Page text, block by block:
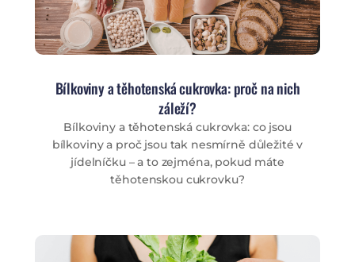
Bílkoviny a těhotenská cukrovka: proč na nich
záleží?
Bílkoviny a těhotenská cukrovka: co jsou
bílkoviny a proč jsou tak nesmírně důležité v
jídelníčku – a to zejména, pokud máte
těhotenskou cukrovku?